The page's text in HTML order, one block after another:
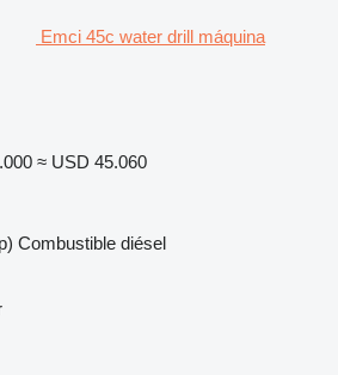
Emci 45c water drill máquina
≈ USD 45.060
Combustible diésel